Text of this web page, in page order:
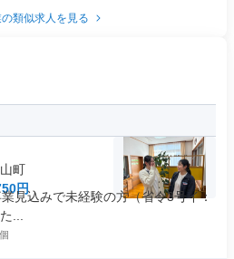
類似求人を見る
町
円
見込みで未経験の方（省令3号イ：
...